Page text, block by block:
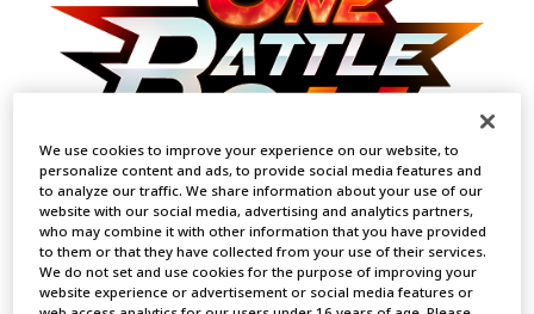
We use cookies to improve your experience on our website, to
personalize content and ads, to provide social media features and
to analyze our traffic. We share information about your use of our
website with our social media, advertising and analytics partners,
who may combine it with other information that you have provided
to them or that they have collected from your use of their services.
We do not set and use cookies for the purpose of improving your
website experience or advertisement or social media features or